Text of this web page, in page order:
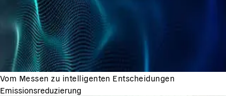
Vom Messen zu intelligenten Entscheidungen
Emissionsreduzierung